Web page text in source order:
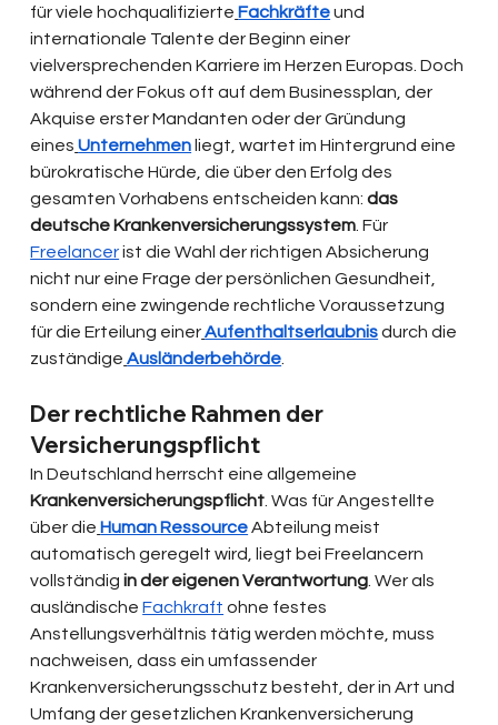
für viele hochqualifizierte Fachkräfte und
internationale Talente der Beginn einer
vielversprechenden Karriere im Herzen Europas. Doch
während der Fokus oft auf dem Businessplan, der
Akquise erster Mandanten oder der Gründung
eines Unternehmen liegt, wartet im Hintergrund eine
bürokratische Hürde, die über den Erfolg des
gesamten Vorhabens entscheiden kann: das
deutsche Krankenversicherungssystem . Für
Freelancer ist die Wahl der richtigen Absicherung
nicht nur eine Frage der persönlichen Gesundheit,
sondern eine zwingende rechtliche Voraussetzung
für die Erteilung einerAufenthaltserlaubnis durch die
zuständige Ausländerbehörde
Der rechtliche Rahmen der
Versicherungspflicht
In Deutschland herrscht eine allgemeine
Krankenversicherungspflicht . Was für Angestellte
über die Human Ressource Abteilung meist
automatisch geregelt wird, liegt bei Freelancern
vollständig in der eigenen Verantwortung . Wer als
ausländische Fachkraft ohne festes
Anstellungsverhältnis tätig werden möchte, muss
nachweisen, dass ein umfassender
Krankenversicherungsschutz besteht, der in Art und
Umfang der gesetzlichen Krankenversicherung